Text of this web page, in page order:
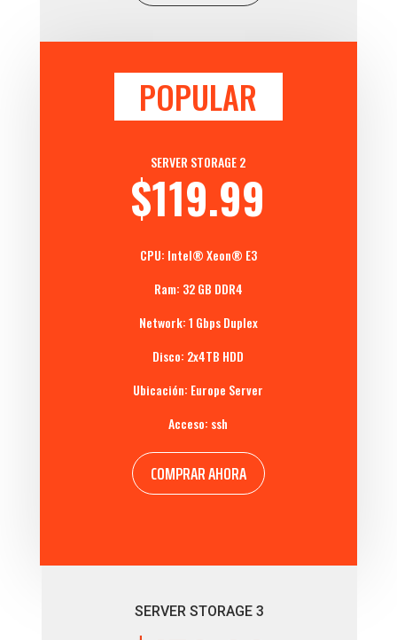
POPULAR
SERVER STORAGE 2
$119.99
CPU: Intel® Xeon® E3
Ram: 32 GB DDR4
Network: 1 Gbps Duplex
Disco: 2x4TB HDD
Ubicación: Europe Server
Acceso: ssh
COMPRAR AHORA
SERVER STORAGE 3